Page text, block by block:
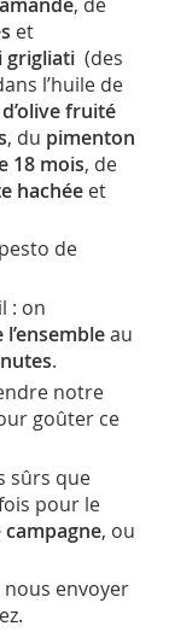
et
grigliati(des
l’huile de
fruité
, du pimenton
18 mois, de
hachéeet
de
: on
au
.
notre
goûter ce
sûrs que
pour le
, ou
nous envoyer